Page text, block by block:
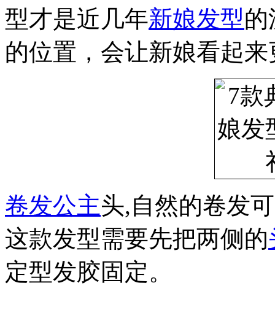
型才是近几年新娘发型的
的位置，会让新娘看起
卷发公主头,自然的卷发
这款发型需要先把两侧的
定型发胶固定。